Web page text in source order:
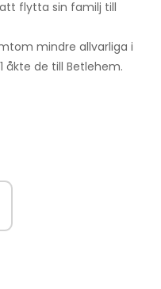
flytta sin familj till
mindre allvarliga i
åkte de till Betlehem.